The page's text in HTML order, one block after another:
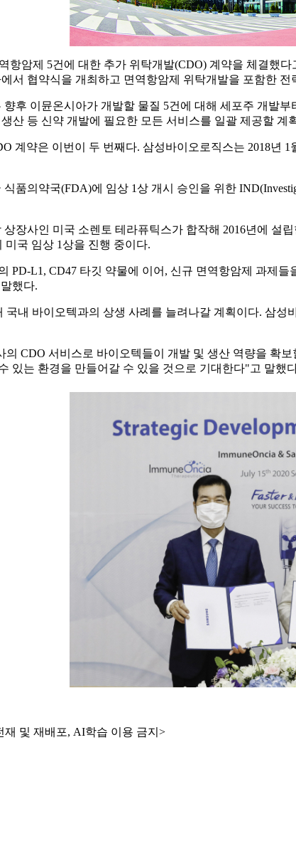
항암제 5건에 대한 추가 위탁개발(CDO) 계약을 체결했
서 협약식을 개최하고 면역항암제 위탁개발을 포함한 전
후 이뮨온시아가 개발할 물질 5건에 대해 세포주 개발
산 등 신약 개발에 필요한 모든 서비스를 일괄 제공할 계
계약은 이번이 두 번째다. 삼성바이오로직스는 2018년
품의약국(FDA)에 임상 1상 개시 승인을 위한
장사인 미국 소렌토 테라퓨틱스가 합작해 2016년에
미국 임상 1상을 진행 중이다.
PD-L1, CD47 타깃 약물에 이어, 신규 면역항암제 과제
했다.
내 바이오텍과의 상생 사례를 늘려나갈 계획이다. 삼
CDO 서비스로 바이오텍들이 개발 및 생산 역량을 확
있는 환경을 만들어갈 수 있을 것으로 기대한다"고 말했
및 재배포, AI학습 이용 금지>